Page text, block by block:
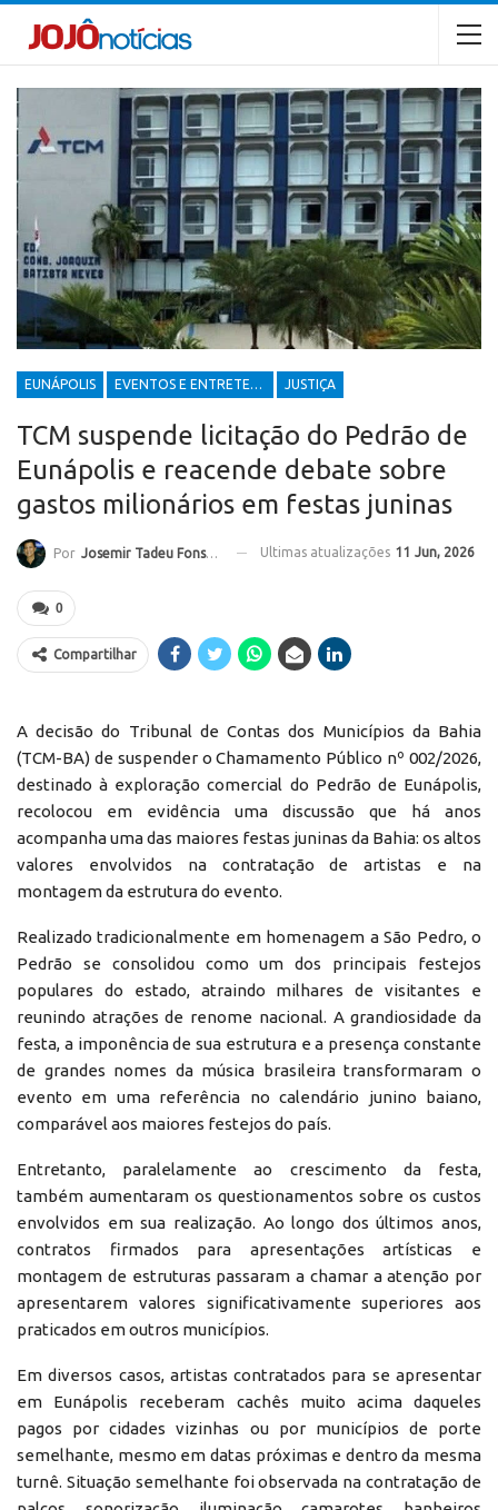
EUNÁPOLIS EVENTOS E ENTRETENIMENTOS JUSTIÇA
TCM suspende licitação do Pedrão de
Eunápolis e reacende debate sobre
gastos milionários em festas juninas
Por Josemir Tadeu Fonseca Ultimas atualizações 11 Jun, 2026
0
Compartilhar
A decisão do Tribunal de Contas dos Municípios da Bahia
(TCM-BA) de suspender o Chamamento Público nº 002/2026,
destinado à exploração comercial do Pedrão de Eunápolis,
recolocou em evidência uma discussão que há anos
acompanha uma das maiores festas juninas da Bahia: os altos
valores envolvidos na contratação de artistas e na
montagem da estrutura do evento.
Realizado tradicionalmente em homenagem a São Pedro, o
Pedrão se consolidou como um dos principais festejos
populares do estado, atraindo milhares de visitantes e
reunindo atrações de renome nacional. A grandiosidade da
festa, a imponência de sua estrutura e a presença constante
de grandes nomes da música brasileira transformaram o
evento em uma referência no calendário junino baiano,
comparável aos maiores festejos do país.
Entretanto, paralelamente ao crescimento da festa,
também aumentaram os questionamentos sobre os custos
envolvidos em sua realização. Ao longo dos últimos anos,
contratos firmados para apresentações artísticas e
montagem de estruturas passaram a chamar a atenção por
apresentarem valores significativamente superiores aos
praticados em outros municípios.
Em diversos casos, artistas contratados para se apresentar
em Eunápolis receberam cachês muito acima daqueles
pagos por cidades vizinhas ou por municípios de porte
semelhante, mesmo em datas próximas e dentro da mesma
turnê. Situação semelhante foi observada na contratação de